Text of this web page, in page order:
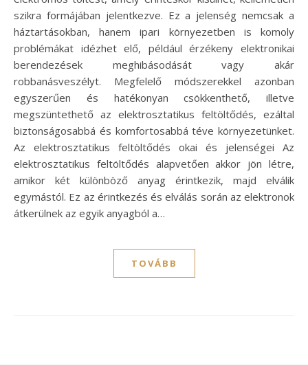
szikra formájában jelentkezve. Ez a jelenség nemcsak a
háztartásokban, hanem ipari környezetben is komoly
problémákat idézhet elő, például érzékeny elektronikai
berendezések meghibásodását vagy akár
robbanásveszélyt. Megfelelő módszerekkel azonban
egyszerűen és hatékonyan csökkenthető, illetve
megszüntethető az elektrosztatikus feltöltődés, ezáltal
biztonságosabbá és komfortosabbá téve környezetünket.
Az elektrosztatikus feltöltődés okai és jelenségei Az
elektrosztatikus feltöltődés alapvetően akkor jön létre,
amikor két különböző anyag érintkezik, majd elválik
egymástól. Ez az érintkezés és elválás során az elektronok
átkerülnek az egyik anyagból a…
TOVÁBB